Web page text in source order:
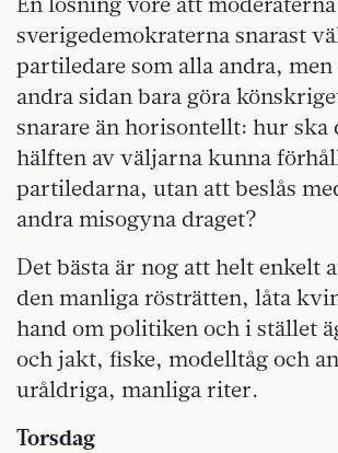
sverigedemokraterna snarast
partiledare som alla andra,
andra sidan bara göra
snarare än horisontellt: hur ska
hälften av väljarna kunna
partiledarna, utan att beslås
andra misogyna draget?
Det bästa är nog att helt enkelt
den manliga rösträtten, låta
hand om politiken och i stället
och jakt, fiske, modelltåg och
uråldriga, manliga riter.
Torsdag